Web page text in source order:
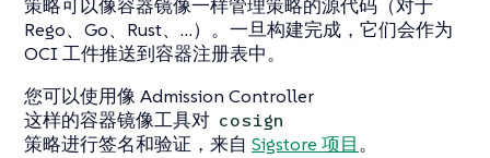
策略可以像容器镜像一样管理策略的源代码（对于
Rego、Go、Rust、…​）。一旦构建完成，它们会作为
OCI 工件推送到容器注册表中。
您可以使用像 Admission Controller
这样的容器镜像工具对 cosign
策略进行签名和验证，来自 Sigstore 项目。